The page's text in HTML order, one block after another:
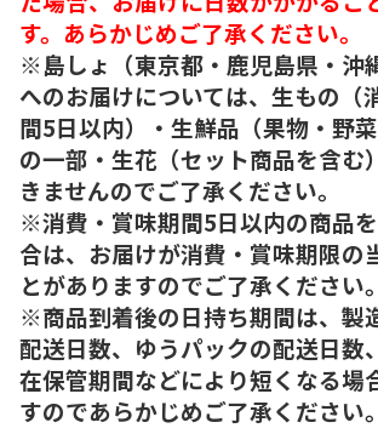
す。あらかじめご了承ください。
※島しょ（東京都・鹿児島県・沖
へのお届けについては、生もの（
間5日以内）・生鮮品（果物・野菜
の一部・生花（セット商品を含む
きませんのでご了承ください。
※消費・賞味期間5日以内の商品
合は、お届けが消費・賞味期限の
とがありますのでご了承ください。
※商品到着後の日持ち期間は、製
配送日数、ゆうパックの配送日数
在保管期間などにより短くなる場
すのであらかじめご了承ください。